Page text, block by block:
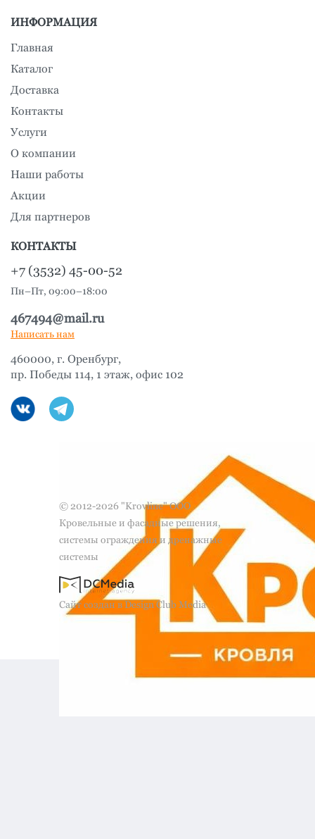
© 2012-2026 "Krovline" ООО
Кровельные и фасадные решения,
системы ограждения и дренажные
системы
Сайт создан в Design Club Media
ИНФОРМАЦИЯ
Главная
Каталог
Доставка
Контакты
Услуги
О компании
Наши работы
Акции
Для партнеров
КОНТАКТЫ
+7 (3532) 45-00-52
Пн–Пт, 09:00–18:00
467494@mail.ru
Написать нам
460000, г. Оренбург,
пр. Победы 114, 1 этаж, офис 102